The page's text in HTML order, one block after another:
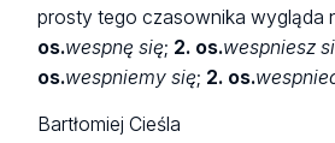
prosty tego czasownika wygląda
os.wespnę się; 2. os.wespniesz
os.wespniemy się; 2. os.
Bartłomiej Cieśla